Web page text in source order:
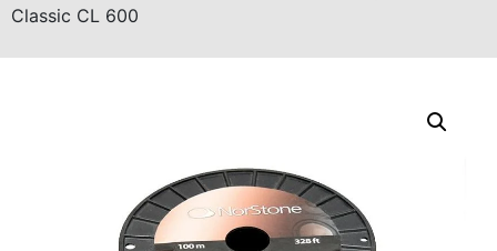
Classic CL 600